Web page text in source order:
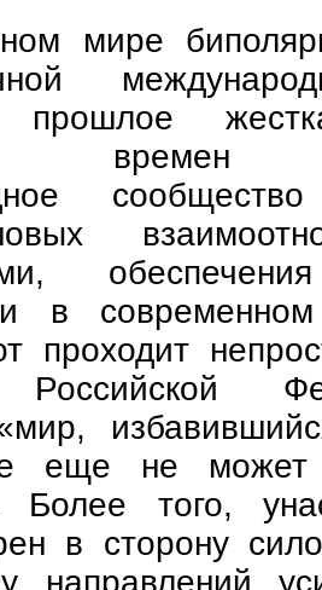
мире
времен
в
проходит
Российской
еще не может
Более того,
в сторону
направлений